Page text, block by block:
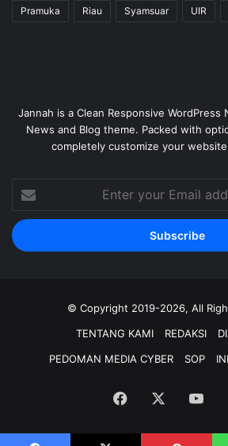
Pramuka Riau Syamsuar UIR
Jannah is a Clean Responsive WordPress
News and Blog theme. Packed with
completely customize your
your
Email
address
© Copyright 2019-2026, All
TENTANG KAMI
REDAKSI
PEDOMAN MEDIA CYBER
SOP
Facebook